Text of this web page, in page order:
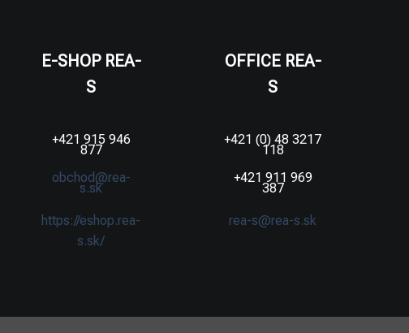
E-SHOP REA-
S
+421 915 946
877
obchod@rea-
s.sk
https://eshop.rea-
s.sk/
OFFICE REA-
S
+421 (0) 48 3217
118
+421 911 969
387
rea-s@rea-s.sk